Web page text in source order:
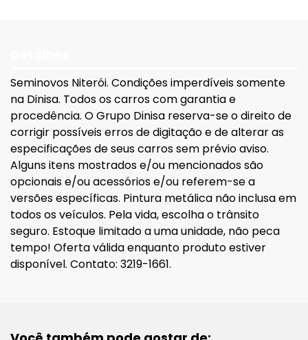
Seminovos Niterói. Condições imperdíveis somente
na Dinisa. Todos os carros com garantia e
procedência. O Grupo Dinisa reserva-se o direito de
corrigir possíveis erros de digitação e de alterar as
especificações de seus carros sem prévio aviso.
Alguns itens mostrados e/ou mencionados são
opcionais e/ou acessórios e/ou referem-se a
versões específicas. Pintura metálica não inclusa em
todos os veículos. Pela vida, escolha o trânsito
seguro. Estoque limitado a uma unidade, não peca
tempo! Oferta válida enquanto produto estiver
disponível. Contato: 3219-1661.